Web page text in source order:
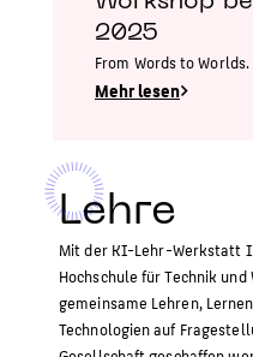
2025
From Words to Worlds.
Mehr lesen
Lehre
Mit der KI-Lehr-Werkstatt
Hochschule für Technik
gemeinsame Lehren,
Technologien auf